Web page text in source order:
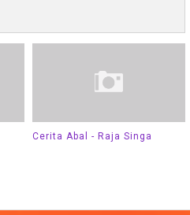
Cerita Abal - Raja Singa